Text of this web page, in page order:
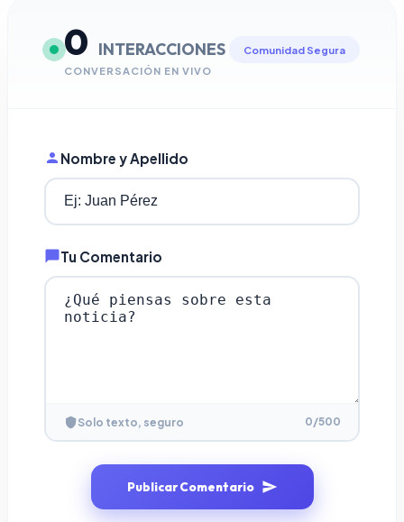
0 INTERACCIONES
CONVERSACIÓN EN VIVO
Comunidad Segura
Nombre y Apellido
Tu Comentario
Solo texto, seguro 0/500
Publicar Comentario